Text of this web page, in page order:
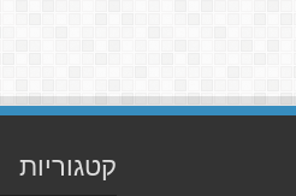
קטגוריות